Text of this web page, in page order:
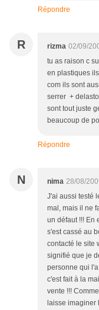
Répondre
R rizma 02/09/
tu as raison c
en plastiques
com ils sont
serrer +
sont tout juste
beaucoup de
Répondre
N nima 28/08/
J'ai aussi testé
mal, mais il ne
un défaut !!! En
s'est cassé au
contacté le site
signifié que je
personne qui
c'est fait à la
vente !!!
laisse imaginer